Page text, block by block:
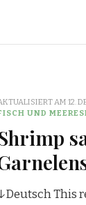
AM12.
UND
This